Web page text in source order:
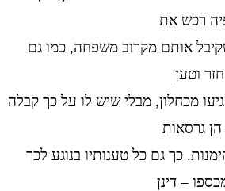
רכש את
אותם מקרוב משפחה, כמו גם
וטען
מכחלון, מבלי שיש לו על כך קבלה
גרסאות
כך גם כל טענותיו בנוגע לכך
– דינן